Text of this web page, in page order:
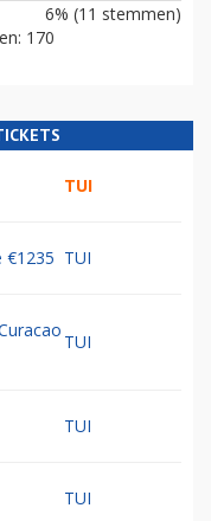
6% (11 stemmen)
170
TUI
€1235 TUI
TUI
TUI
TUI